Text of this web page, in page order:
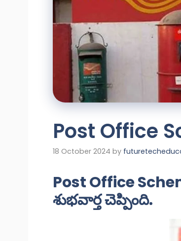
Post Office
18 October 2024 by
Post Office
శుభవార్త చెప్పింది.